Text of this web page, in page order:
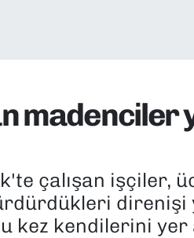
madenciler
çalışan işçiler,
direnişi
kez kendilerini yer